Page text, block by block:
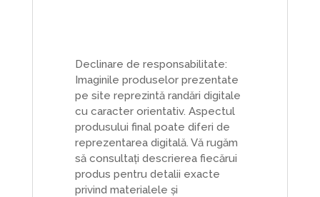
Declinare de responsabilitate:
Imaginile produselor prezentate
pe site reprezintă randări digitale
cu caracter orientativ. Aspectul
produsului final poate diferi de
reprezentarea digitală. Vă rugăm
să consultați descrierea fiecărui
produs pentru detalii exacte
privind materialele și